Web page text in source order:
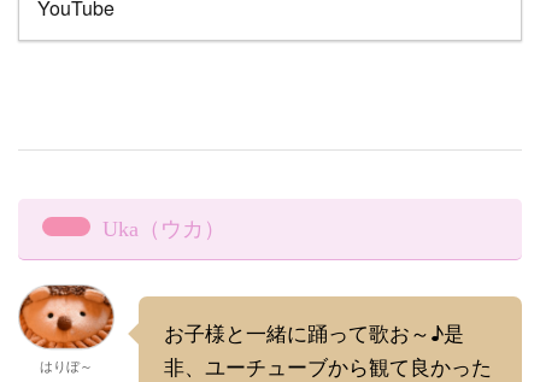
Uka（ウカ）
はりぼ～
お子様と一緒に踊って歌お～♪是
非、ユーチューブから観て良かった